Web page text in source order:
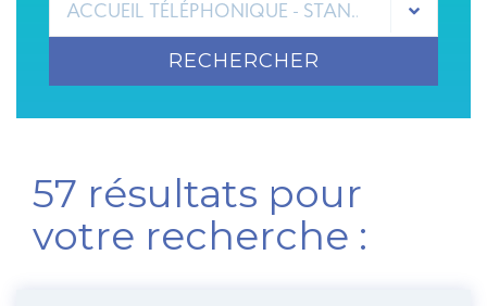
ACCUEIL TÉLÉPHONIQUE - STANDARD GHEF
RECHERCHER
57 résultats pour
votre recherche :